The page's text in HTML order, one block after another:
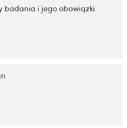
badania i jego obowiązki